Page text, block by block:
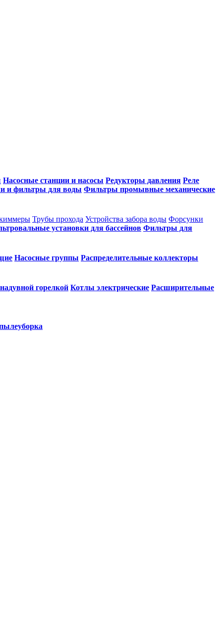
Насосные станции и насосы Редукторы давления Реле
и фильтры для воды Фильтры промывные механические
Трубы прохода Устройства забора воды Форсунки
установки для бассейнов Фильтры для
Насосные группы Распределительные коллекторы
горелкой Котлы электрические Расширительные